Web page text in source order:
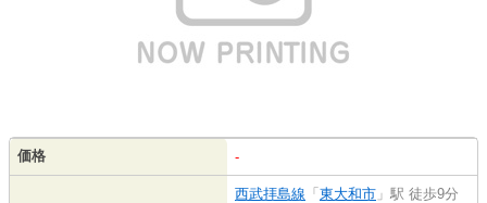
価格 -
西武拝島線 「 東大和市 」駅 徒歩9分